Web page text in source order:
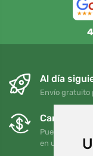
Al día
Envío gratuito
Cambios y
Puede
en un plazo